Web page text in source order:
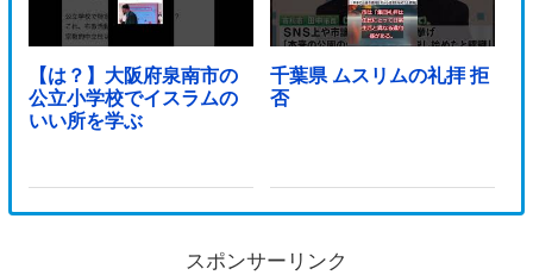
【は？】大阪府泉南市の
公立小学校でイスラムの
いい所を学ぶ
千葉県 ムスリムの礼拝 拒
否
スポンサーリンク